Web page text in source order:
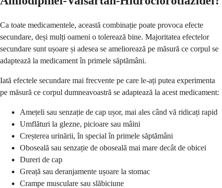
Ca toate medicamentele, această combinație poate provoca efecte
secundare, deși mulți oameni o tolerează bine. Majoritatea efectelor
secundare sunt ușoare și adesea se ameliorează pe măsură ce corpul se
adaptează la medicament în primele săptămâni.
Iată efectele secundare mai frecvente pe care le-ați putea experimenta
pe măsură ce corpul dumneavoastră se adaptează la acest medicament:
Amețeli sau senzație de cap ușor, mai ales când vă ridicați rapid
Umflături la glezne, picioare sau mâini
Creșterea urinării, în special în primele săptămâni
Oboseală sau senzație de oboseală mai mare decât de obicei
Dureri de cap
Greață sau deranjamente ușoare la stomac
Crampe musculare sau slăbiciune